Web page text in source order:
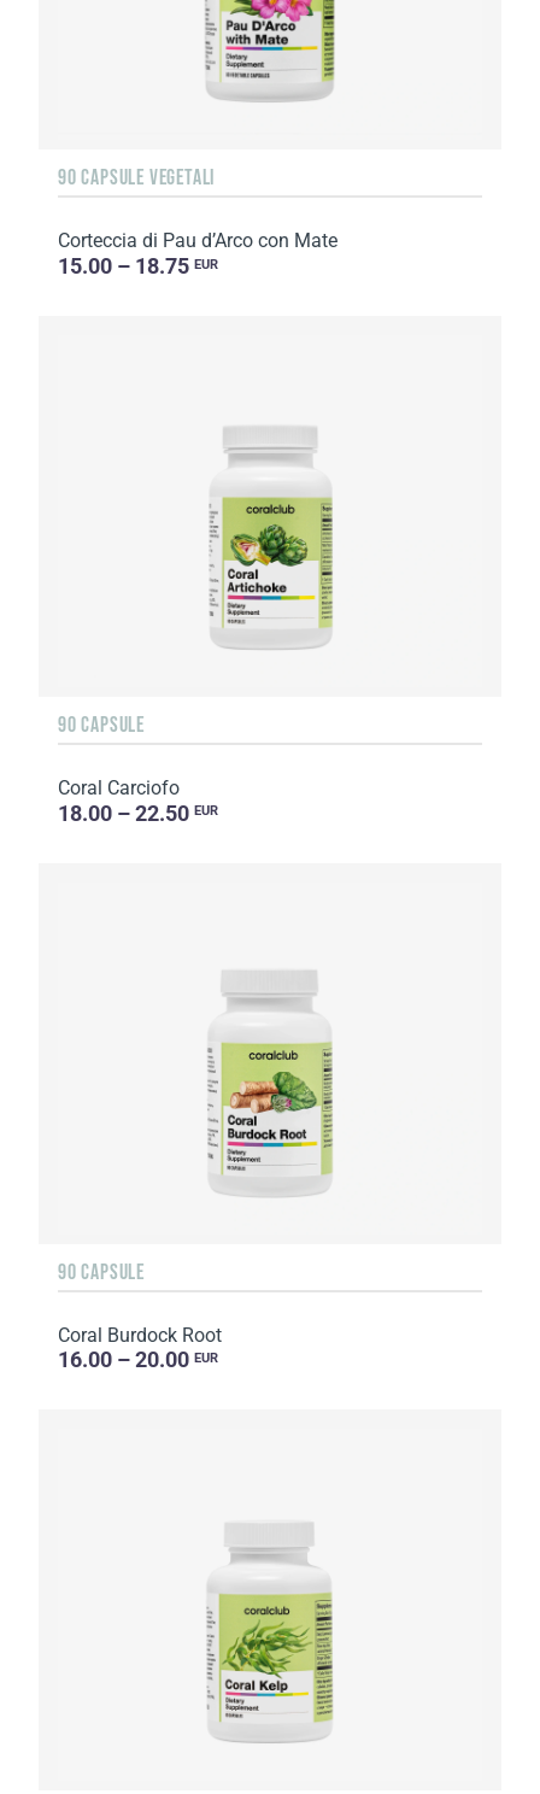
90 CAPSULE VEGETALI
Corteccia di Pau d’Arco con Mate
15.00 – 18.75 EUR
90 CAPSULE
Coral Carciofo
18.00 – 22.50 EUR
90 CAPSULE
Coral Burdock Root
16.00 – 20.00 EUR